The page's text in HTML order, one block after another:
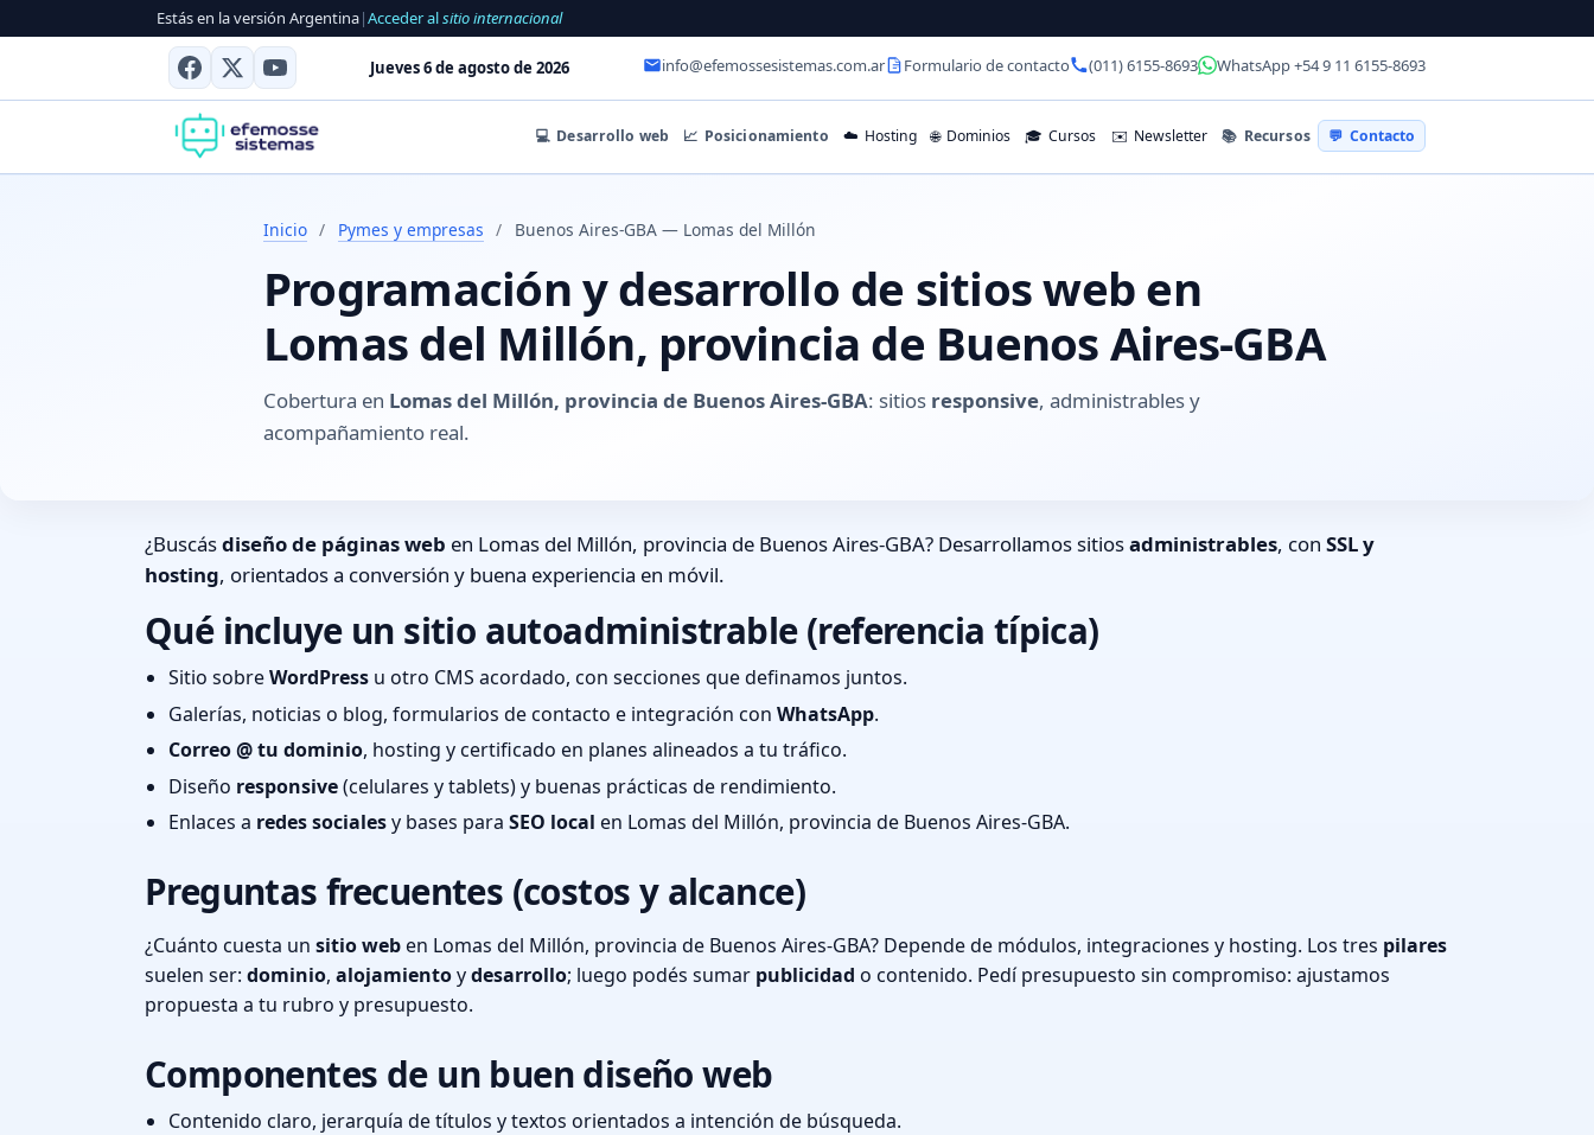
Estás en la versión Argentina|Acceder alsitio internacional
Jueves 6 de agosto de 2026 info@efemossesistemas.com.ar Formulario de contacto (011) 6155-8693 WhatsApp +54 9 11 6155-8693
💻 Desarrollo web 📈 Posicionamiento ☁️ Hosting 🌐 Dominios 🎓 Cursos ✉️ Newsletter 📚 Recursos 💬 Contacto
Inicio / Pymes y empresas / Buenos Aires-GBA — Lomas del Millón
Programación y desarrollo de sitios web en
Lomas del Millón, provincia de Buenos Aires-GBA
Cobertura en Lomas del Millón, provincia de Buenos Aires-GBA: sitios responsive, administrables y
acompañamiento real.
¿Buscásdiseño de páginas web en Lomas del Millón, provincia de Buenos Aires-GBA? Desarrollamos sitiosadministrables, con SSL y
hosting, orientados a conversión y buena experiencia en móvil.
Qué incluye un sitio autoadministrable (referencia típica)
Sitio sobreWordPress u otro CMS acordado, con secciones que definamos juntos.
Galerías, noticias o blog, formularios de contacto e integración con WhatsApp.
Correo @ tu dominio, hosting y certificado en planes alineados a tu tráfico.
Diseño responsive(celulares y tablets) y buenas prácticas de rendimiento.
Enlaces a redes socialesy bases para SEO local en Lomas del Millón, provincia de Buenos Aires-GBA.
Preguntas frecuentes (costos y alcance)
¿Cuánto cuesta un sitio weben Lomas del Millón, provincia de Buenos Aires-GBA? Depende de módulos, integraciones y hosting. Los tres pilares
suelen ser: dominio, alojamientoydesarrollo; luego podés sumar publicidad o contenido. Pedí presupuesto sin compromiso: ajustamos
propuesta a tu rubro y presupuesto.
Componentes de un buen diseño web
Contenido claro, jerarquía de títulos y textos orientados a intención de búsqueda.